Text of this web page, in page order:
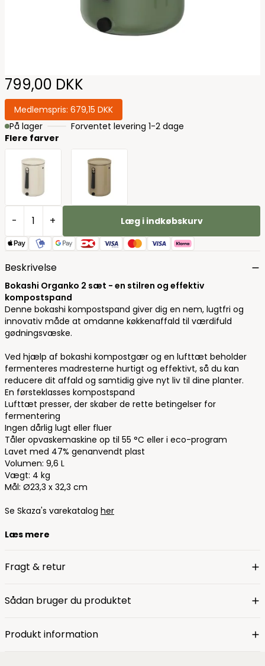
799,00 DKK
Medlemspris: 679,15 DKK
På lager
Forventet levering 1-2 dage
Flere farver
- + Læg i indkøbskurv
Beskrivelse
Bokashi Organko 2 sæt - en stilren og effektiv
kompostspand
Denne bokashi kompostspand giver dig en nem, lugtfri og
innovativ måde at omdanne køkkenaffald til værdifuld
gødningsvæske.
Ved hjælp af bokashi kompostgær og en lufttæt beholder
fermenteres madresterne hurtigt og effektivt, så du kan
reducere dit affald og samtidig give nyt liv til dine planter.
En førsteklasses kompostspand
Lufttæt presser, der skaber de rette betingelser for
fermentering
Ingen dårlig lugt eller fluer
Tåler opvaskemaskine op til 55 °C eller i eco-program
Lavet med 47% genanvendt plast
Volumen: 9,6 L
Vægt: 4 kg
Mål: Ø23,3 x 32,3 cm
Se Skaza's varekatalog her
Læs mere
Fragt & retur
Sådan bruger du produktet
Produkt information